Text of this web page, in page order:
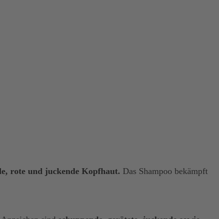
rote und juckende Kopfhaut. Das Shampoo bekämpft